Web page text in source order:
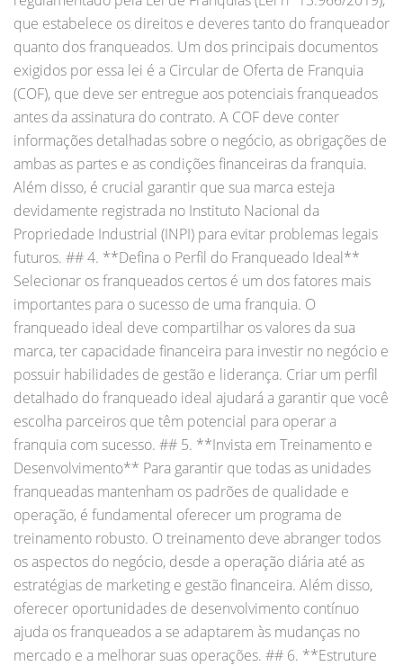
que estabelece os direitos e deveres tanto do franqueador
quanto dos franqueados. Um dos principais documentos
exigidos por essa lei é a Circular de Oferta de Franquia
(COF), que deve ser entregue aos potenciais franqueados
antes da assinatura do contrato. A COF deve conter
informações detalhadas sobre o negócio, as obrigações de
ambas as partes e as condições financeiras da franquia.
Além disso, é crucial garantir que sua marca esteja
devidamente registrada no Instituto Nacional da
Propriedade Industrial (INPI) para evitar problemas legais
futuros. ## 4. **Defina o Perfil do Franqueado Ideal**
Selecionar os franqueados certos é um dos fatores mais
importantes para o sucesso de uma franquia. O
franqueado ideal deve compartilhar os valores da sua
marca, ter capacidade financeira para investir no negócio e
possuir habilidades de gestão e liderança. Criar um perfil
detalhado do franqueado ideal ajudará a garantir que você
escolha parceiros que têm potencial para operar a
franquia com sucesso. ## 5. **Invista em Treinamento e
Desenvolvimento** Para garantir que todas as unidades
franqueadas mantenham os padrões de qualidade e
operação, é fundamental oferecer um programa de
treinamento robusto. O treinamento deve abranger todos
os aspectos do negócio, desde a operação diária até as
estratégias de marketing e gestão financeira. Além disso,
oferecer oportunidades de desenvolvimento contínuo
ajuda os franqueados a se adaptarem às mudanças no
mercado e a melhorar suas operações. ## 6. **Estruture